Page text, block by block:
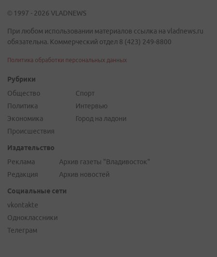
© 1997 - 2026 VLADNEWS
При любом использовании материалов ссылка на vladnews.ru
обязательна. Коммерческий отдел 8 (423) 249-8800
Политика обработки персональных данных
Рубрики
Общество
Политика
Экономика
Происшествия
Спорт
Интервью
Город на ладони
Издательство
Реклама
Редакция
Архив газеты "Владивосток"
Архив новостей
Социальные сети
vkontakte
Одноклассники
Телеграм